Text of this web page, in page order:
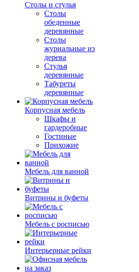
Столы и стулья
Столы
обеденные
деревянные
Столы
журнальные из
дерева
Стулья
деревянные
Табуреты
деревянные
Корпусная мебель
Шкафы и
гардеробные
Гостиные
Прихожие
Мебель для ванной
Витрины и буфеты
Мебель с росписью
Интерьерные рейки